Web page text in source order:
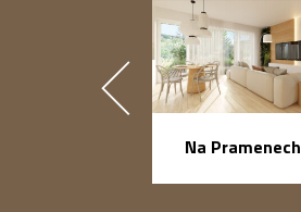
Na Pramenech